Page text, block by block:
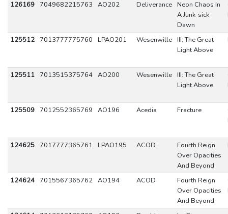
126169 7049682215763 AO202 Deliverance Neon Chaos In
A Junk-sick
Dawn
125512 7013777775760 LPAO201 Wesenwille III: The Great
Light Above
125511 7013515375764 AO200 Wesenwille III: The Great
Light Above
125509 7012552365769 AO196 Acedia Fracture
124625 7017777365761 LPAO195 ACOD
Fourth Reign
Over Opacities
And Beyond
124624 7015567365762 AO194 ACOD
Fourth Reign
Over Opacities
And Beyond